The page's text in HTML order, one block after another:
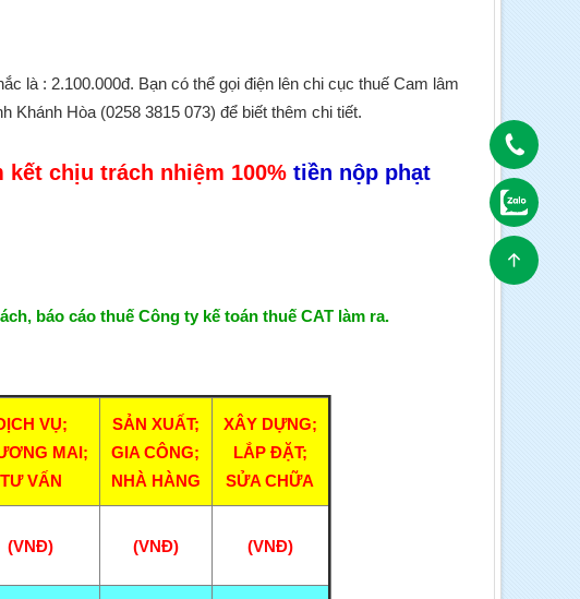
là : 2.100.000đ. Bạn có thể gọi điện lên chi cục thuế Cam lâm
Khánh Hòa (0258 3815 073) để biết thêm chi tiết.
kết chịu trách nhiệm 100%tiền nộp phạt
báo cáo thuế Công ty kế toán thuế CAT làm ra.
VỤ;
MAI;
TƯ VẤN
SẢN XUẤT;
GIA CÔNG;
NHÀ HÀNG
XÂY DỰNG;
LẮP ĐẶT;
SỬA CHỮA
(VNĐ) (VNĐ) (VNĐ)